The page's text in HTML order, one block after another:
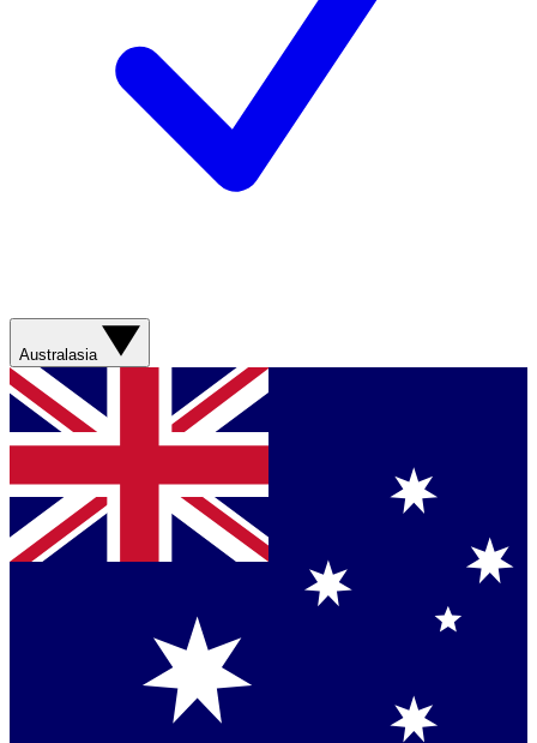
Australasia